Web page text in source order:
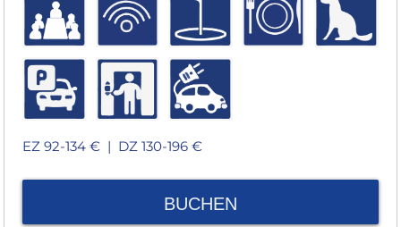
EZ 92-134 € | DZ 130-196 €
BUCHEN